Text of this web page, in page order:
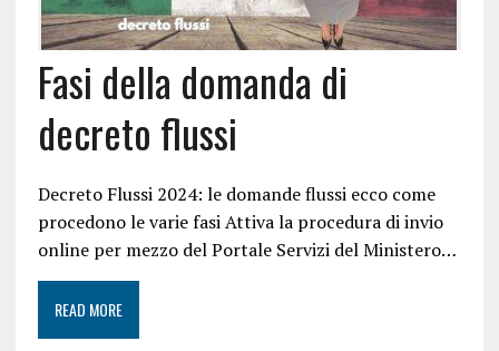
Fasi della domanda di
decreto flussi
Decreto Flussi 2024: le domande flussi ecco come
procedono le varie fasi Attiva la procedura di invio
online per mezzo del Portale Servizi del Ministero…
READ MORE